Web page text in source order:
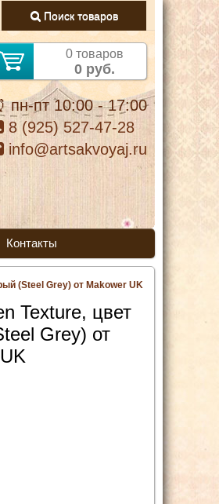
Поиск товаров
0 товаров
0 руб.
пн-пт 10:00 - 17:00
8 (925) 527-47-28
info@artsakvoyaj.ru
Контакты
(Steel Grey) от Makower UK
Texture, цвет
Grey) от